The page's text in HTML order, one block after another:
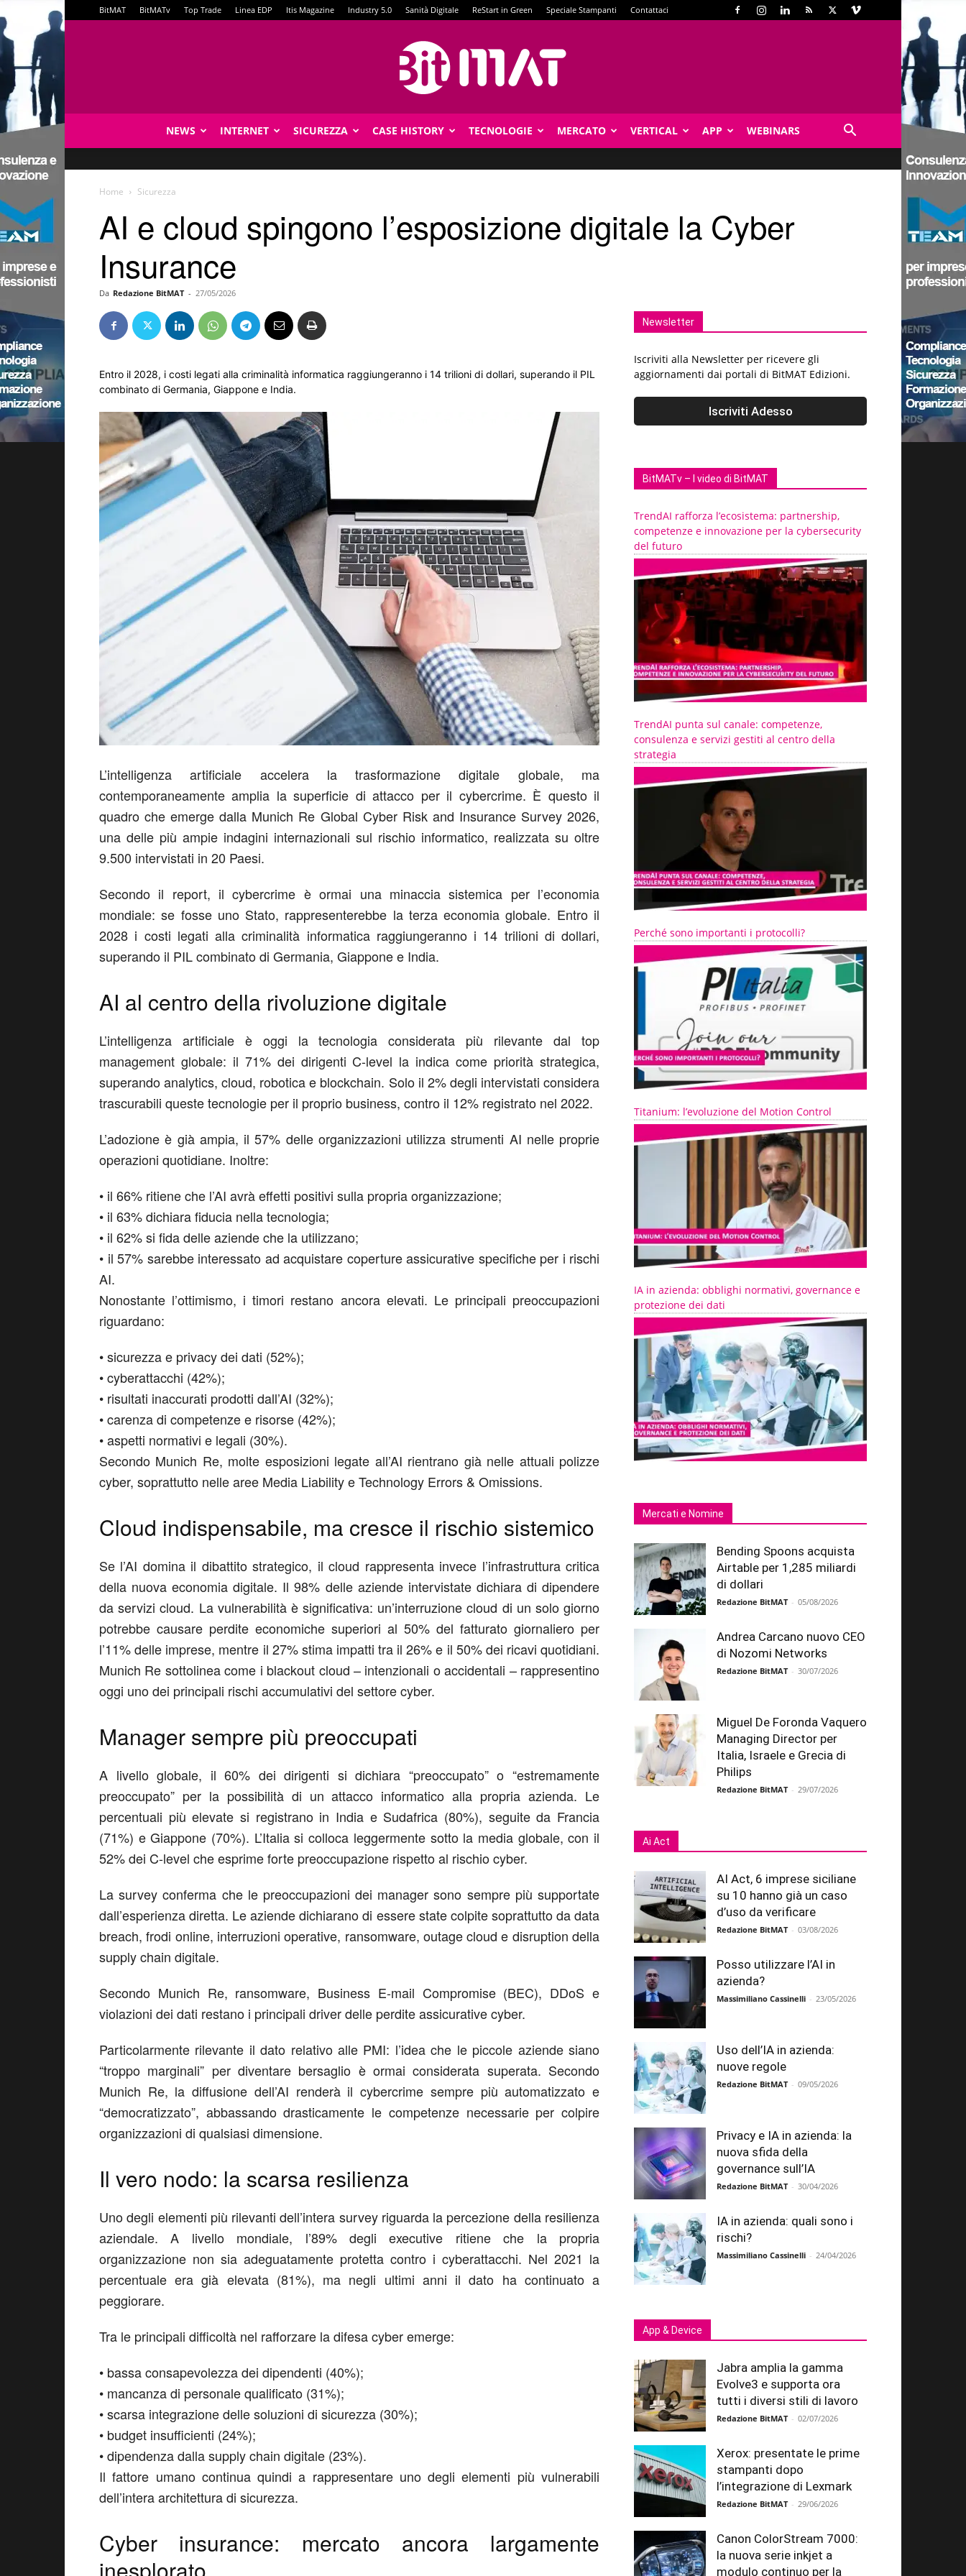
BitMAT BitMATv Top Trade Linea EDP Itis Magazine Industry 5.0 Sanità Digitale ReStart in Green Speciale Stampanti Contattaci
NEWS INTERNET SICUREZZA CASE HISTORY TECNOLOGIE MERCATO VERTICAL APP WEBINARS
Home Sicurezza
AI e cloud spingono l’esposizione digitale la Cyber
Insurance
Da Redazione BitMAT - 27/05/2026
Entro il 2028, i costi legati alla criminalità informatica raggiungeranno i 14 trilioni di dollari, superando il PIL
combinato di Germania, Giappone e India.
L’intelligenza artificiale accelera la trasformazione digitale globale, ma
contemporaneamente amplia la superficie di attacco per il cybercrime. È questo il
quadro che emerge dalla Munich Re Global Cyber Risk and Insurance Survey 2026,
una delle più ampie indagini internazionali sul rischio informatico, realizzata su oltre
9.500 intervistati in 20 Paesi.
Secondo il report, il cybercrime è ormai una minaccia sistemica per l’economia
mondiale: se fosse uno Stato, rappresenterebbe la terza economia globale. Entro il
2028 i costi legati alla criminalità informatica raggiungeranno i 14 trilioni di dollari,
superando il PIL combinato di Germania, Giappone e India.
AI al centro della rivoluzione digitale
L’intelligenza artificiale è oggi la tecnologia considerata più rilevante dal top
management globale: il 71% dei dirigenti C-level la indica come priorità strategica,
superando analytics, cloud, robotica e blockchain. Solo il 2% degli intervistati considera
trascurabili queste tecnologie per il proprio business, contro il 12% registrato nel 2022.
L’adozione è già ampia, il 57% delle organizzazioni utilizza strumenti AI nelle proprie
operazioni quotidiane. Inoltre:
• il 66% ritiene che l’AI avrà effetti positivi sulla propria organizzazione;
• il 63% dichiara fiducia nella tecnologia;
• il 62% si fida delle aziende che la utilizzano;
• il 57% sarebbe interessato ad acquistare coperture assicurative specifiche per i rischi
AI.
Nonostante l’ottimismo, i timori restano ancora elevati. Le principali preoccupazioni
riguardano:
•sicurezza e privacy dei dati (52%);
•cyberattacchi (42%);
• risultati inaccurati prodotti dall’AI (32%);
•carenza di competenze e risorse (42%);
•aspetti normativi e legali (30%).
Secondo Munich Re, molte esposizioni legate all’AI rientrano già nelle attuali polizze
cyber, soprattutto nelle aree Media Liability e Technology Errors & Omissions.
Cloud indispensabile, ma cresce il rischio sistemico
Se l’AI domina il dibattito strategico, il cloud rappresenta invece l’infrastruttura critica
della nuova economia digitale. Il 98% delle aziende intervistate dichiara di dipendere
da servizi cloud. La vulnerabilità è significativa: un’interruzione cloud di un solo giorno
potrebbe causare perdite economiche superiori al 50% del fatturato giornaliero per
l’11% delle imprese, mentre il 27% stima impatti tra il 26% e il 50% dei ricavi quotidiani.
Munich Re sottolinea come i blackout cloud – intenzionali o accidentali – rappresentino
oggi uno dei principali rischi accumulativi del settore cyber.
Manager sempre più preoccupati
A livello globale, il 60% dei dirigenti si dichiara “preoccupato” o “estremamente
preoccupato” per la possibilità di un attacco informatico alla propria azienda. Le
percentuali più elevate si registrano in India e Sudafrica (80%), seguite da Francia
(71%) e Giappone (70%). L’Italia si colloca leggermente sotto la media globale, con il
52% dei C-level che esprime forte preoccupazione rispetto al rischio cyber.
La survey conferma che le preoccupazioni dei manager sono sempre più supportate
dall’esperienza diretta. Le aziende dichiarano di essere state colpite soprattutto dadata
breach,frodi online, interruzioni operative, ransomware, outage cloud e disruption della
supply chain digitale.
Secondo Munich Re, ransomware, Business E-mail Compromise (BEC), DDoS e
violazioni dei dati restano i principali driver delle perdite assicurative cyber.
Particolarmente rilevante il dato relativo alle PMI: l’idea che le piccole aziende siano
“troppo marginali” per diventare bersaglio è ormai considerata superata. Secondo
Munich Re, la diffusione dell’AI renderà il cybercrime sempre più automatizzato e
“democratizzato”, abbassando drasticamente le competenze necessarie per colpire
organizzazioni di qualsiasi dimensione.
Il vero nodo: la scarsa resilienza
Uno degli elementi più rilevanti dell’intera survey riguarda la percezione della resilienza
aziendale.A livello mondiale, l’89% degli executive ritiene che la propria
organizzazione non sia adeguatamente protetta contro i cyberattacchi. Nel 2021 la
percentuale era già elevata (81%), ma negli ultimi anni il dato ha continuato a
peggiorare.
Tra le principali difficoltà nel rafforzare la difesa cyberemerge:
• bassa consapevolezza dei dipendenti (40%);
• mancanza di personale qualificato (31%);
•scarsa integrazione delle soluzioni di sicurezza (30%);
• budget insufficienti (24%);
•dipendenza dalla supply chain digitale (23%).
Il fattore umano continua quindi a rappresentare uno degli elementi più vulnerabili
dell’intera architettura di sicurezza.
Cyber insurance: mercato ancora largamente
Newsletter
Iscriviti alla Newsletter per ricevere gli
aggiornamenti dai portali di BitMAT Edizioni.
BitMATv – I video di BitMAT
TrendAI rafforza l’ecosistema: partnership,
competenze e innovazione per la cybersecurity
del futuro
TrendAI punta sul canale: competenze,
consulenza e servizi gestiti al centro della
strategia
Perché sono importanti i protocolli?
Titanium: l’evoluzione del Motion Control
IA in azienda: obblighi normativi, governance e
protezione dei dati
Mercati e Nomine
Bending Spoons acquista
Airtable per 1,285 miliardi
di dollari
Redazione BitMAT - 05/08/2026
Andrea Carcano nuovo CEO
di Nozomi Networks
Redazione BitMAT - 30/07/2026
Miguel De Foronda Vaquero
Managing Director per
Italia, Israele e Grecia di
Philips
Redazione BitMAT - 29/07/2026
Ai Act
AI Act, 6 imprese siciliane
su 10 hanno già un caso
d’uso da verificare
Redazione BitMAT - 03/08/2026
Posso utilizzare l’AI in
azienda?
Massimiliano Cassinelli - 23/05/2026
Uso dell’IA in azienda:
nuove regole
Redazione BitMAT - 09/05/2026
Privacy e IA in azienda: la
nuova sfida della
governance sull’IA
Redazione BitMAT - 30/04/2026
IA in azienda: quali sono i
rischi?
Massimiliano Cassinelli - 24/04/2026
App & Device
Jabra amplia la gamma
Evolve3 e supporta ora
tutti i diversi stili di lavoro
Redazione BitMAT - 02/07/2026
Xerox: presentate le prime
stampanti dopo
l’integrazione di Lexmark
Redazione BitMAT - 29/06/2026
Canon ColorStream 7000:
la nuova serie inkjet a
modulo continuo per la